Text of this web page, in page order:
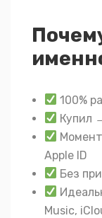
100%
Купил
Apple ID
Без
Music,